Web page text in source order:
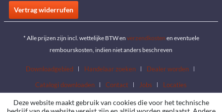
Vertrag widerrufen
* Alle prijzen zijn incl. wettelijke BTW en verzendkosten en eventuele
rembourskosten, indien niet anders beschreven
Downloadgebied Handelaar zoeken
Dealer worden
Catalogi downloaden
Contact Jobs Locaties
Deze website maakt gebruik van cookies die voor het technische